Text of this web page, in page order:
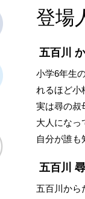
登場
五百川
小学6年生
れるほど小
実は尋の叔
大人になっ
自分が誰も
五百川 尋
五百川から